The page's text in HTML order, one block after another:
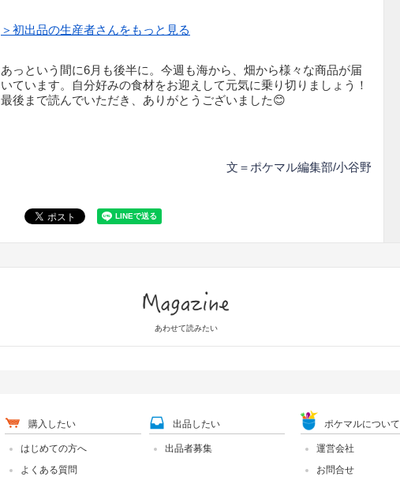
＞初出品の生産者さんをもっと見る
あっという間に6月も後半に。今週も海から、畑から様々な商品が届
いています。自分好みの食材をお迎えして元気に乗り切りましょう！
最後まで読んでいただき、ありがとうございました😊
文＝ポケマル編集部/小谷野
あわせて読みたい
購入したい
はじめての方へ
よくある質問
出品したい
出品者募集
ポケマルについて
運営会社
お問合せ